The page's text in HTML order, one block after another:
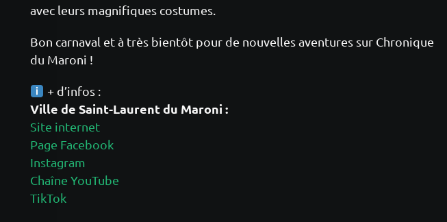
avec leurs magnifiques costumes.
Bon carnaval et à très bientôt pour de nouvelles aventures sur Chronique
du Maroni !
+ d’infos :
Ville de Saint-Laurent du Maroni :
Site internet
Page Facebook
Instagram
Chaîne YouTube
TikTok